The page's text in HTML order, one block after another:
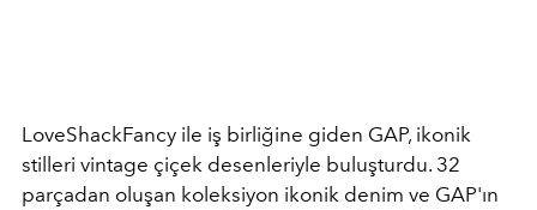
LoveShackFancy ile iş birliğine giden GAP, ikonik
stilleri vintage çiçek desenleriyle buluşturdu. 32
parçadan oluşan koleksiyon ikonik denim ve GAP'ın